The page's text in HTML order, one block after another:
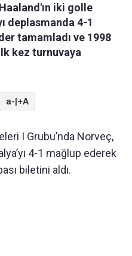
iki golle
deplasmanda 4-1
tamamladı ve 1998
kez turnuvaya
a-|+A
I Grubu’nda Norveç,
4-1 mağlup ederek
biletini aldı.